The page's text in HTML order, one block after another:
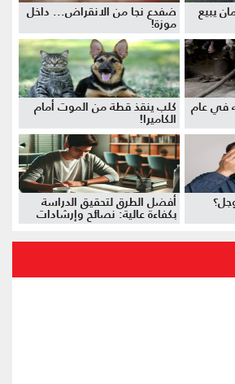
يبيع ضفدع نجا من الانقراض... داخل
موزة!
في عام كلب ينقذ قطة من الموت أمام
الكاميرا!
أفضل الطرق لتحقيق الدراسة
بكفاءة عالية: نصائح وإرشادات